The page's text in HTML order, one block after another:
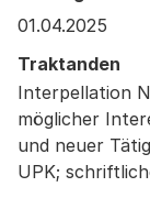
01.04.2025
Traktanden
Interpellation
möglicher
und neuer
UPK;